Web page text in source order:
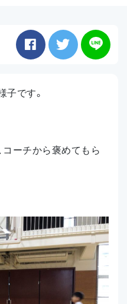
です。
コーチから褒めてもら